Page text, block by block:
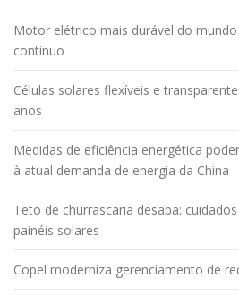
Motor elétrico mais durável do
contínuo
Células solares flexíveis e
anos
Medidas de eficiência energética
à atual demanda de energia da China
Teto de churrascaria desaba:
painéis solares
Copel moderniza gerenciamento de